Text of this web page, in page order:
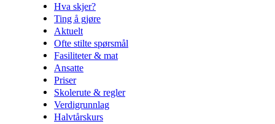
Hva skjer?
Ting å gjøre
Aktuelt
Ofte stilte spørsmål
Fasiliteter & mat
Ansatte
Priser
Skolerute & regler
Verdigrunnlag
Halvtårskurs